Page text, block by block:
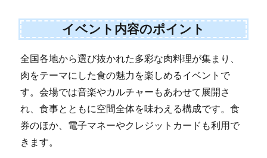
イベント内容のポイント
全国各地から選び抜かれた多彩な肉料理が集まり、
肉をテーマにした食の魅力を楽しめるイベントで
す。会場では音楽やカルチャーもあわせて展開さ
れ、食事とともに空間全体を味わえる構成です。食
券のほか、電子マネーやクレジットカードも利用で
きます。